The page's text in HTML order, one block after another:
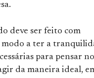
deve ser feito com
modo a ter a
para pensar
da maneira ideal,